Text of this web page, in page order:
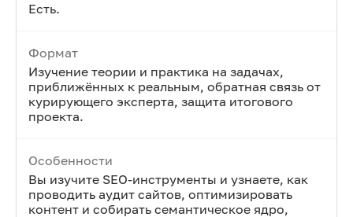
Есть.
Формат
Изучение теории и практика на задачах,
приближённых к реальным, обратная связь от
курирующего эксперта, защита итогового
проекта.
Особенности
Вы изучите SEO-инструменты и узнаете, как
проводить аудит сайтов, оптимизировать
контент и собирать семантическое ядро,